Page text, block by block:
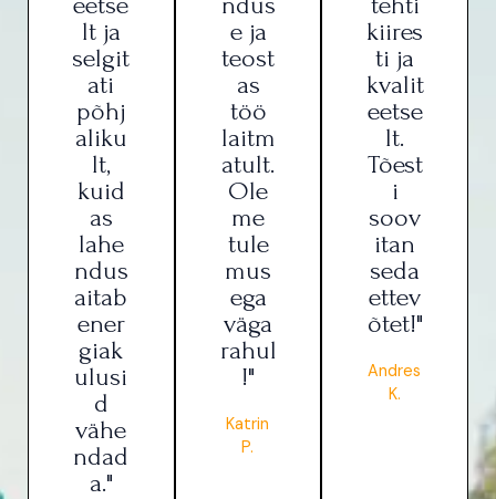
lt ja
selgit
ati
põhj
aliku
lt,
kuid
as
lahe
ndus
aitab
ener
giak
ulusi
d
vähe
ndad
a."
e ja
teost
as
töö
laitm
atult.
Ole
me
tule
mus
ega
väga
rahul
!"
Katrin
P.
kiires
ti ja
kvalit
eetse
lt.
Tõest
i
soov
itan
seda
ettev
õtet!"
Andres
K.